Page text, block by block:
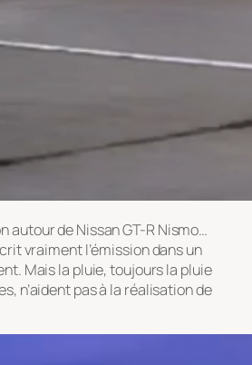
autour de Nissan GT-R Nismo…
vraiment l’émission dans un
Mais la pluie, toujours la pluie
n’aident pas à la réalisation de